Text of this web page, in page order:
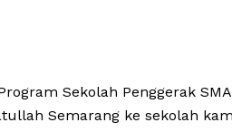
Sekolah Penggerak
Semarang ke sekolah